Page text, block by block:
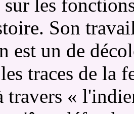
les
Son
est un de
traces de la
travers «